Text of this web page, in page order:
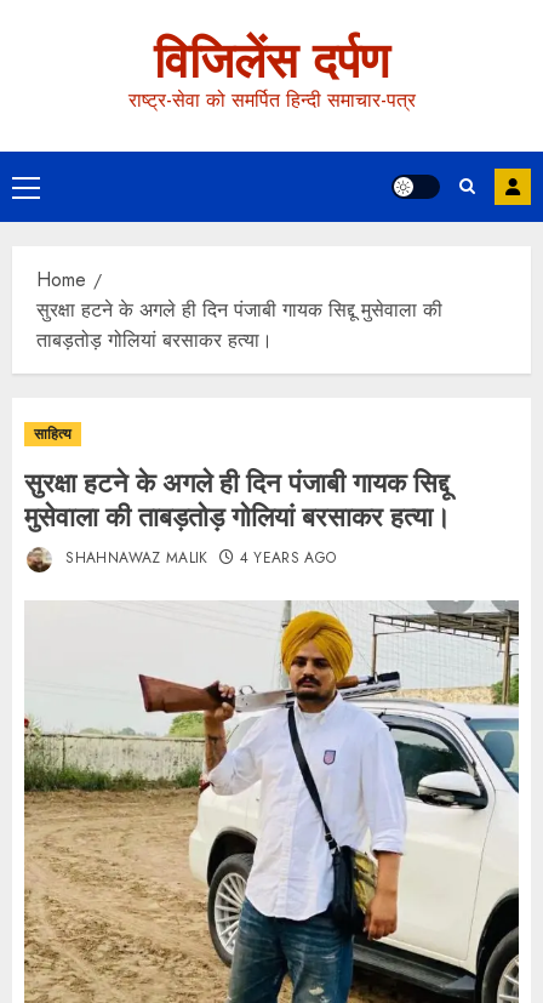
विजिलेंस दर्पण
राष्ट्र-सेवा को समर्पित हिन्दी समाचार-पत्र
Home
सुरक्षा हटने के अगले ही दिन पंजाबी गायक सिद्दू मुसेवाला की
ताबड़तोड़ गोलियां बरसाकर हत्या।
साहित्य
सुरक्षा हटने के अगले ही दिन पंजाबी गायक सिद्दू
मुसेवाला की ताबड़तोड़ गोलियां बरसाकर हत्या।
SHAHNAWAZ MALIK 4 YEARS AGO